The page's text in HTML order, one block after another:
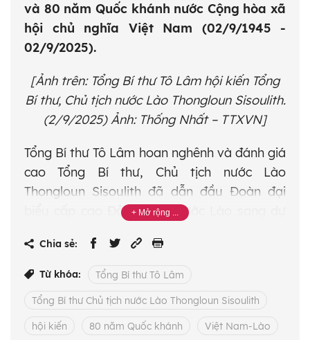
và 80 năm Quốc khánh nước Cộng hòa xã
hội chủ nghĩa Việt Nam (02/9/1945 -
02/9/2025).
[Ảnh trên: Tổng Bí thư Tô Lâm hội kiến Tổng
Bí thư, Chủ tịch nước Lào Thongloun Sisoulith.
(2/9/2025) Ảnh: Thống Nhất – TTXVN]
Tổng Bí thư Tô Lâm hoan nghênh và đánh giá
cao Tổng Bí thư, Chủ tịch nước Lào
Thongloun Sisoulith đã dẫn đầu Đoàn đại
biểu cấp cao Đảng, Nhà nước Lào sang dự
Quốc khánh 2/9 – sự kiện trọng đại, có ý
nghĩa quan trọng đối với Đảng, Nhà nước và
đoàn kết đặc biệt, thủy chung, hiếm có giữa
hai Đảng, hai nước. Việc Lào cử Đoàn chiến
Chia sẻ:
Từ khóa: Tổng Bí thư Tô Lâm
Tổng Bí thư Chủ tịch nước Lào Thongloun Sisoulith
hội kiến 80 năm Quốc khánh Việt Nam-Lào